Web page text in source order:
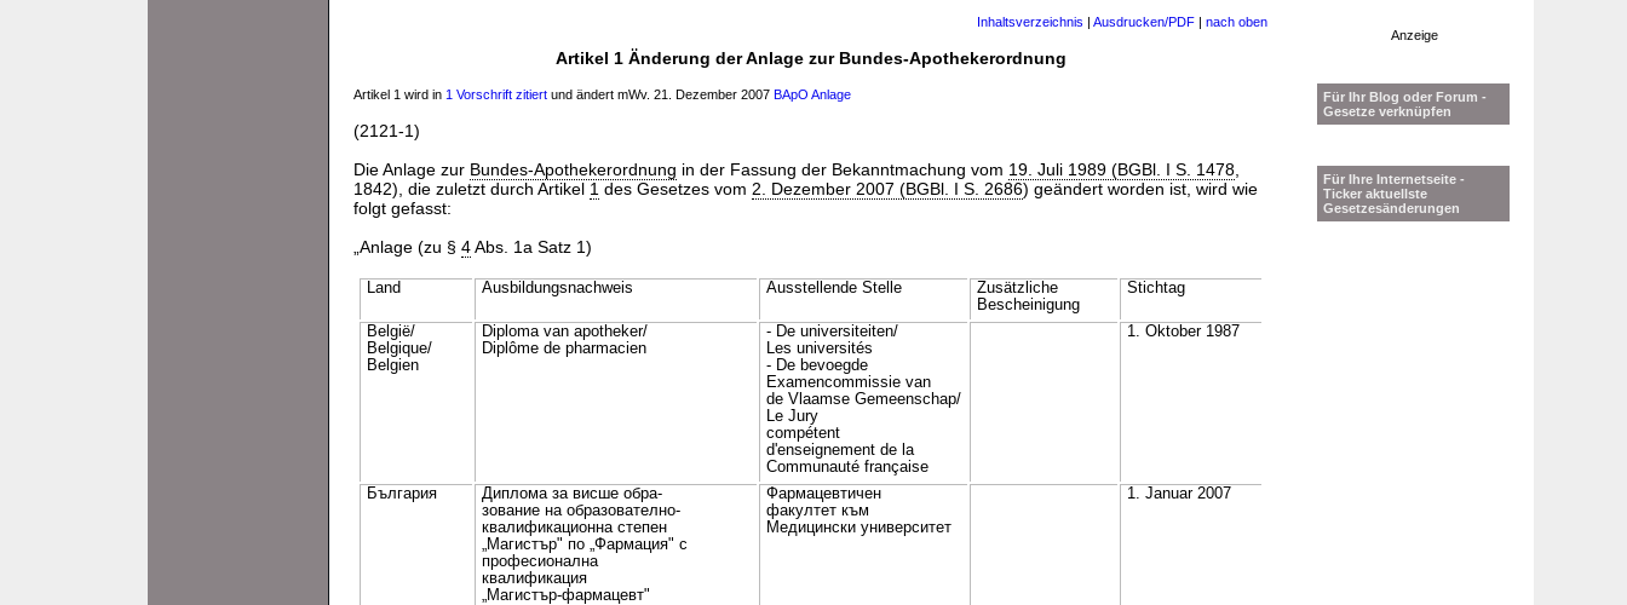
Inhaltsverzeichnis | Ausdrucken/PDF | nach oben
Artikel 1 Änderung der Anlage zur Bundes-Apothekerordnung
Artikel 1 wird in 1 Vorschrift zitiert und ändert mWv. 21. Dezember 2007 BApO Anlage
(2121-1)
Die Anlage zur Bundes-Apothekerordnung in der Fassung der Bekanntmachung vom 19. Juli 1989 (BGBl. I S. 1478
1842), die zuletzt durch Artikel 1 des Gesetzes vom 2. Dezember 2007 (BGBl. I S. 2686) geändert worden ist, wird wie
folgt gefasst:
„Anlage (zu § 4Abs. 1a Satz 1)
Land Ausbildungsnachweis Ausstellende Stelle
Zusätzliche
Bescheinigung
Stichtag
Belgiё/
Belgique/
Belgien
Diploma van apotheker/
Diplôme de pharmacien
- De universiteiten/
Les universités
- De bevoegde
Examencommissie van
de Vlaamse Gemeenschap/
Le Jury
compétent
d'enseignement de la
Communauté française
1. Oktober 1987
България
Диплома за висше обра-
зование на образователно-
квалификационна степен
„Магистър" по „Фармация" с
професионална
квалификация
„Магистър-фармацевт"
Фармацевтичен
факултет към
Медицински университет
1. Januar 2007
Anzeige
Für Ihr Blog oder Forum -
Gesetze verknüpfen
Für Ihre Internetseite -
Ticker aktuellste
Gesetzesänderungen